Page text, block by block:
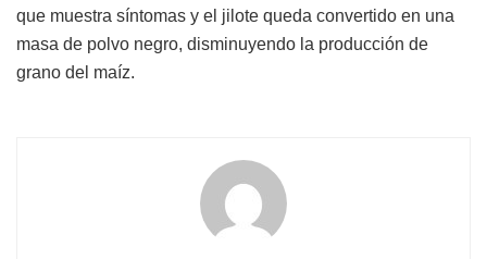
que muestra síntomas y el jilote queda convertido en una
masa de polvo negro, disminuyendo la producción de
grano del maíz.